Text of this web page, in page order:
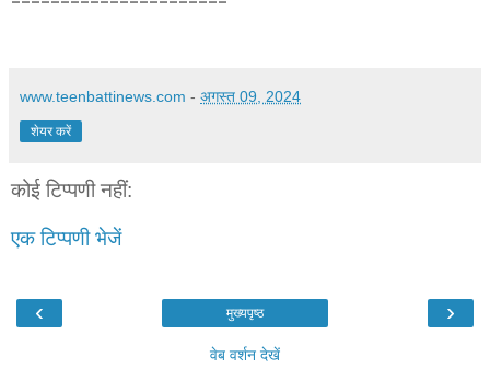
www.teenbattinews.com - अगस्त 09, 2024
शेयर करें
कोई टिप्पणी नहीं:
एक टिप्पणी भेजें
‹ ›
मुख्यपृष्ठ
वेब वर्शन देखें